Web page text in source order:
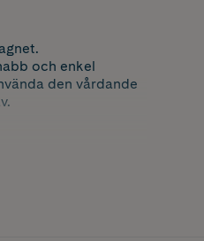
och enkel
den vårdande